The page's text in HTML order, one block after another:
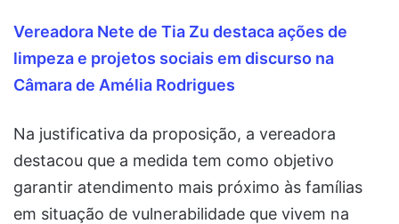
Vereadora Nete de Tia Zu destaca ações de
limpeza e projetos sociais em discurso na
Câmara de Amélia Rodrigues
Na justificativa da proposição, a vereadora
destacou que a medida tem como objetivo
garantir atendimento mais próximo às famílias
em situação de vulnerabilidade que vivem na